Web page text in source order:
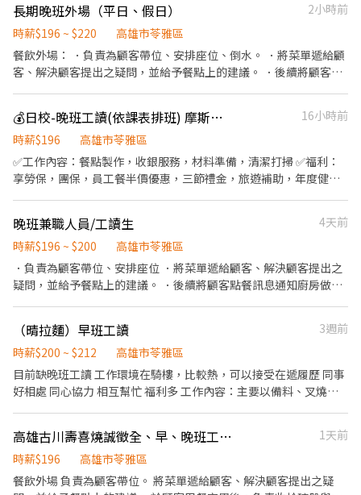
把好喝又有質感的茶飲分享給更多人吧！
長期晚班外場（平日、假日）
2小時前
時薪$196 ~ $220
高雄市苓雅區
餐飲外場： ．負責為顧客帶位、安排座位、倒水。 ．將菜單遞給顧
客、解決顧客提出之疑問，並給予餐點上的建議。 ．後續將顧客點
等工作。
💰日校-晚班工讀(依課表排班) 摩斯漢堡中山二店
16小時前
時薪$196
高雄市苓雅區
✅工作內容：餐點製作，收銀服務，材料準備，清潔打掃 ✅福利：
享勞保，團保，員工餐半價優惠，三節禮金，旅遊補助，年度健康
23:00 🉑固定假日班 ✅時薪：196 元(通過考核可調整) 23:00-06:00
有夜班津貼每小時+45元 歡迎學生及二度就業以及兼職上班族的加
入🙌🏻 😃有意願面試，可詳細詢問，時間可議
晚班兼職人員/工讀生
4天前
時薪$196 ~ $200
高雄市苓雅區
．負責為顧客帶位、安排座位 ．將菜單遞給顧客、解決顧客提出之
疑問，並給予餐點上的建議。 ．後續將顧客點餐訊息通知廚房做
切各種食材。 ．負責清理工作環境、設備和餐具。 ．準備不同餐點
所需要的食材。 ．協助測量食材的容量與重量。
（晴拉麵）早班工讀
3週前
時薪$200 ~ $212
高雄市苓雅區
目前缺晚班工讀 工作環境在騎樓，比較熱，可以接受在遞履歷 同事
好相處 同心協力 相互幫忙 福利多 工作內容：主要以備料、叉燒製
高雄古川壽喜燒誠徵全、早、晚班工讀生
1天前
時薪$196
高雄市苓雅區
餐飲外場 負責為顧客帶位。 將菜單遞給顧客、解決顧客提出之疑